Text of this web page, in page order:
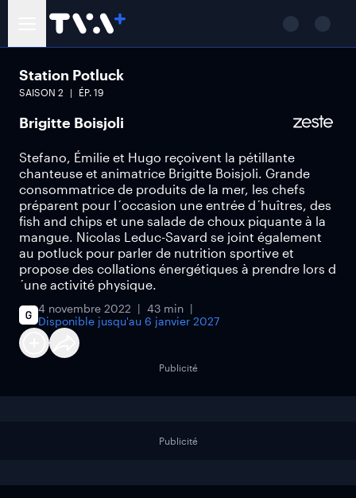
Station Potluck
SAISON 2 ÉP. 19
Brigitte Boisjoli
Stefano, Émilie et Hugo reçoivent la pétillante
chanteuse et animatrice Brigitte Boisjoli. Grande
consommatrice de produits de la mer, les chefs
préparent pour l´occasion une entrée d´huîtres, des
fish and chips et une salade de choux piquante à la
mangue. Nicolas Leduc-Savard se joint également
au potluck pour parler de nutrition sportive et
propose des collations énergétiques à prendre lors d
´une activité physique.
4 novembre 2022
43 min
Disponible jusqu'au 6 janvier 2027
Publicité
Publicité